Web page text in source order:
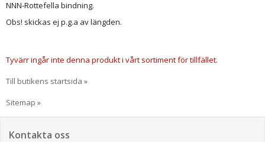
NNN-Rottefella bindning.
Obs! skickas ej p.g.a av längden.
Tyvärr ingår inte denna produkt i vårt sortiment för tillfället.
Till butikens startsida »
Sitemap »
Kontakta oss